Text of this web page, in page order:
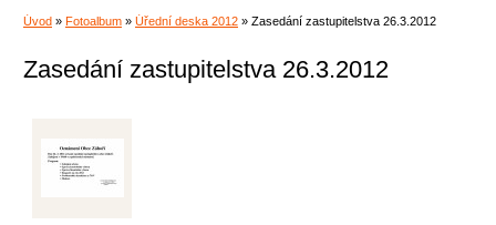
Úvod » Fotoalbum » Úřední deska 2012 » Zasedání zastupitelstva 26.3.2012
Zasedání zastupitelstva 26.3.2012